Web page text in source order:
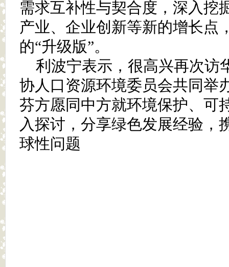
需求互补性与契合度，深入挖
产业、企业创新等新的增长点
的“升级版”。
利波宁表示，很高兴再次访
协人口资源环境委员会共同举
芬方愿同中方就环境保护、可
入探讨，分享绿色发展经验，
球性问题